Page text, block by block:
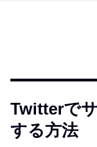
Twitterで
する方法